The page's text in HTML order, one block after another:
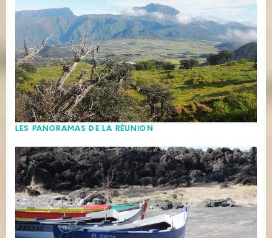
LES PANORAMAS DE LA RÉUNION